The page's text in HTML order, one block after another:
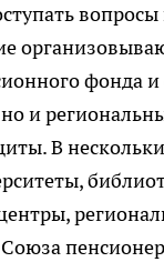
фонда
и
В